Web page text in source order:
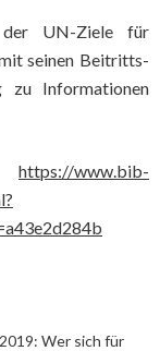
UN-Ziele für
seinen Beitritts-
zu Informationen
https://www.bib-
Wer sich für